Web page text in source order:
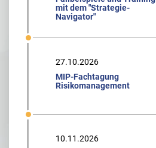
mit dem "Strategie-
Navigator"
27.10.2026
MIP-Fachtagung
Risikomanagement
10.11.2026